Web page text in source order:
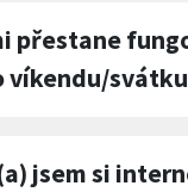
přestane
víkendu/
jsem si